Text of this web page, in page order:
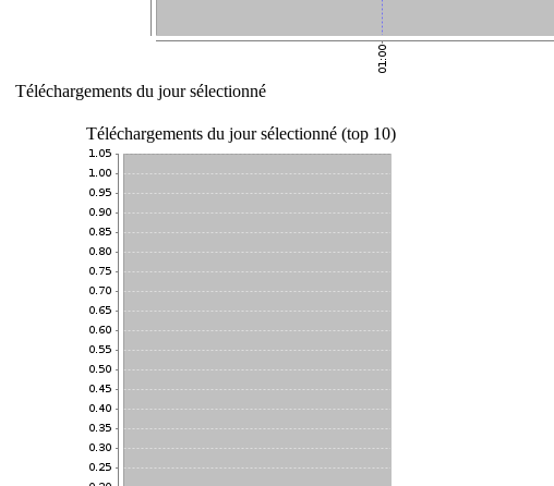
Téléchargements du jour sélectionné
Téléchargements du jour sélectionné (top 10)